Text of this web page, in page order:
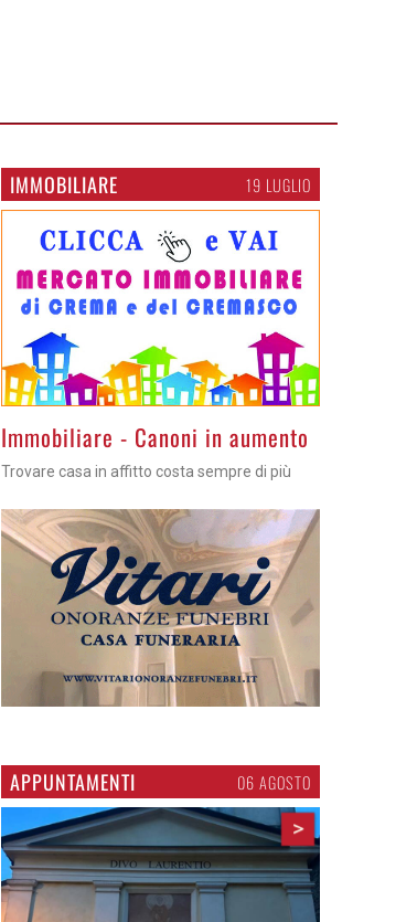
IMMOBILIARE 19 LUGLIO
>Immobiliare - Canoni in aumento
Trovare casa in affitto costa sempre di più
APPUNTAMENTI 06 AGOSTO
>